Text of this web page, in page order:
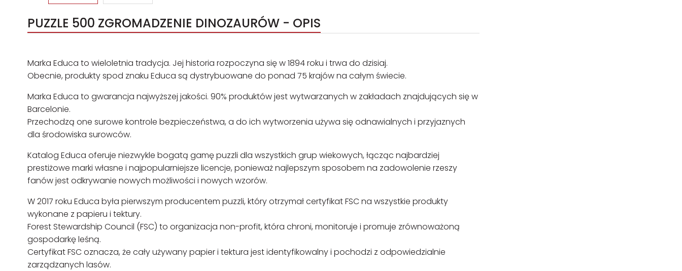
PUZZLE 500 ZGROMADZENIE DINOZAURÓW - OPIS
Marka Educa to wieloletnia tradycja. Jej historia rozpoczyna się w 1894 roku i trwa do dzisiaj.
Obecnie, produkty spod znaku Educa są dystrybuowane do ponad 75 krajów na całym świecie.
Marka Educa to gwarancja najwyższej jakości. 90% produktów jest wytwarzanych w zakładach znajdujących się w
Barcelonie.
Przechodzą one surowe kontrole bezpieczeństwa, a do ich wytworzenia używa się odnawialnych i przyjaznych
dla środowiska surowców.
Katalog Educa oferuje niezwykle bogatą gamę puzzli dla wszystkich grup wiekowych, łącząc najbardziej
prestiżowe marki własne i najpopularniejsze licencje, ponieważ najlepszym sposobem na zadowolenie rzeszy
fanów jest odkrywanie nowych możliwości i nowych wzorów.
W 2017 roku Educa była pierwszym producentem puzzli, który otrzymał certyfikat FSC na wszystkie produkty
wykonane z papieru i tektury.
Forest Stewardship Council (FSC) to organizacja non-profit, która chroni, monitoruje i promuje zrównoważoną
gospodarkę leśną.
Certyfikat FSC oznacza, że cały używany papier i tektura jest identyfikowalny i pochodzi z odpowiedzialnie
zarządzanych lasów.